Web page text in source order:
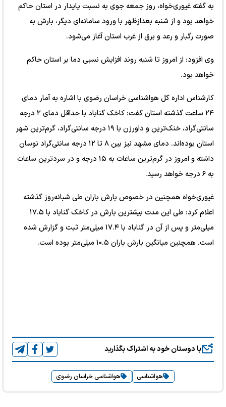
به گفته غیوری‌خواه، روز جمعه جوی به نسبت پایدار در استان حاکم
خواهد بود و از شنبه بعدازظهر با ورود سامانه‌ای دیگر، بارش به
صورت رگبار و رعد و برق از غرب استان آغاز می‌شود.
وی افزود: از امروز تا شنبه روند افزایش نسبی دما بر استان حاکم
خواهد بود.
کارشناس اداره کل هواشناسی خراسان رضوی با اشاره به آمار دمای
۲۴ ساعت گذشته استان گفت: کاخک گناباد با حداقل دمای ۲ درجه
سانتی‌گراد، خنک‌ترین و داورزن با ۱۹ درجه سانتی‌گراد، گرم‌ترین شهر
استان بوده‌اند. دمای مشهد نیز بین ۸ تا ۱۲ درجه سانتی‌گراد نوسان
داشته و امروز در گرم‌ترین ساعات به ۱۵ درجه و در سردترین ساعات
به ۶ درجه خواهد رسید.
غیوری‌خواه همچنین در خصوص بارش باران طی شبانه‌روز گذشته
اعلام کرد: طی این مدت بیشترین بارش در کاخک گناباد با ۱۷.۵
میلی‌متر و پس از آن در گناباد با ۱۷.۴ میلی‌متر ثبت و گزارش شده
است. همچنین میانگین بارش باران ۱۰.۵ میلی‌متر بوده است.
با دوستان خود به اشتراک بگذارید
هواشناسی هواشناسی خراسان رضوی